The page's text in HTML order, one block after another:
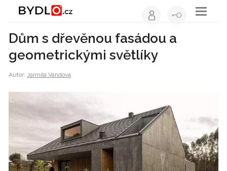
Toggle
Dům s dřevěnou fasádou a
geometrickými světlíky
Autor:Jarmila Vandová